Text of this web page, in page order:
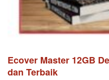
Ecover Master 12GB
dan Terbaik